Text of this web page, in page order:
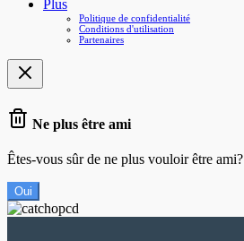
Plus
Politique de confidentialité
Conditions d'utilisation
Partenaires
Ne plus être ami
Êtes-vous sûr de ne plus vouloir être ami?
Oui